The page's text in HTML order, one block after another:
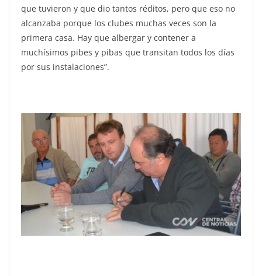
que tuvieron y que dio tantos réditos, pero que eso no
alcanzaba porque los clubes muchas veces son la
primera casa. Hay que albergar y contener a
muchísimos pibes y pibas que transitan todos los días
por sus instalaciones”.